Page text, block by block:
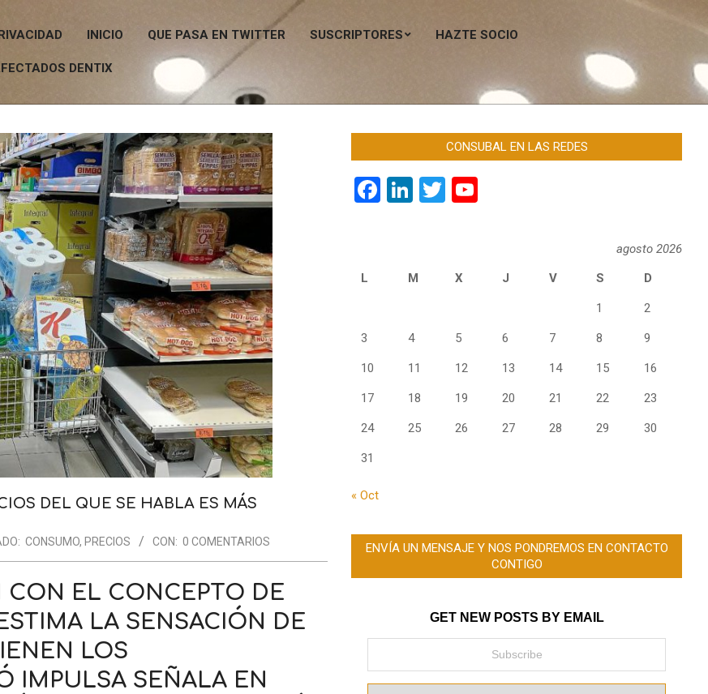
de
INICIO QUE PASA EN TWITTER SUSCRIPTORES HAZTE SOCIO
DENTIX
DEL QUE SE HABLA ES MÁS
CONSUMO, PRECIOS CON: 0 COMENTARIOS
CON EL CONCEPTO DE
LA SENSACIÓN DE
LOS
IMPULSA SEÑALA EN
CONSUBAL EN LAS REDES
Facebook
LinkedIn
Twitter
agosto 2026
L
M X J V S D
1 2
3 4 5 6 7 8 9
10 11 12 13 14 15 16
17 18 19 20 21 22 23
24 25 26 27 28 29 30
31
« Oct
ENVÍA UN MENSAJE Y NOS PONDREMOS EN CONTACTO
CONTIGO
GET NEW POSTS BY EMAIL